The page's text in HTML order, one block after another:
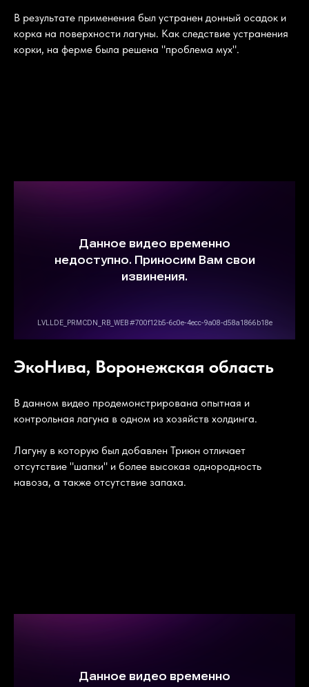
В результате применения был устранен донный осадок и
корка на поверхности лагуны. Как следствие устранения
корки, на ферме была решена "проблема мух".
ЭкоНива, Воронежская область
В данном видео продемонстрирована опытная и
контрольная лагуна в одном из хозяйств холдинга.
Лагуну в которую был добавлен Триюн отличает
отсутствие "шапки" и более высокая однородность
навоза, а также отсутствие запаха.